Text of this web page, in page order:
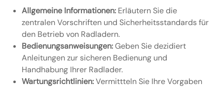
Allgemeine Informationen: Erläutern Sie die
zentralen Vorschriften und Sicherheitsstandards für
den Betrieb von Radladern.
Bedienungsanweisungen:Geben Sie dezidiert
Anleitungen zur sicheren Bedienung und
Handhabung Ihrer Radlader.
Wartungsrichtlinien:Vermittteln Sie Ihre Vorgaben